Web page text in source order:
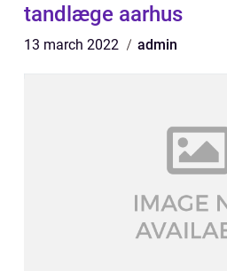
tandlæge aarhus
13 march 2022 admin